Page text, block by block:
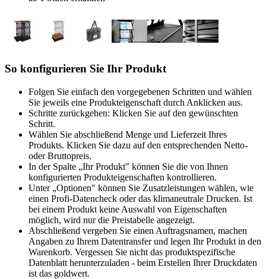
So konfigurieren Sie Ihr Produkt
Folgen Sie einfach den vorgegebenen Schritten und wählen
Sie jeweils eine Produkteigenschaft durch Anklicken aus.
Schritte zurückgehen: Klicken Sie auf den gewünschten
Schritt.
Wählen Sie abschließend Menge und Lieferzeit Ihres
Produkts. Klicken Sie dazu auf den entsprechenden Netto-
oder Bruttopreis.
In der Spalte „Ihr Produkt" können Sie die von Ihnen
konfigurierten Produkteigenschaften kontrollieren.
Unter „Optionen" können Sie Zusatzleistungen wählen, wie
einen Profi-Datencheck oder das klimaneutrale Drucken. Ist
bei einem Produkt keine Auswahl von Eigenschaften
möglich, wird nur die Preistabelle angezeigt.
Abschließend vergeben Sie einen Auftragsnamen, machen
Angaben zu Ihrem Datentransfer und legen Ihr Produkt in den
Warenkorb. Vergessen Sie nicht das produktspezifische
Datenblatt herunterzuladen - beim Erstellen Ihrer Druckdaten
ist das goldwert.